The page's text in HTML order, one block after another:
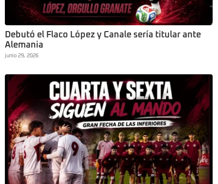
Debutó el Flaco López y Canale sería titular ante
Alemania
junio 29, 2026